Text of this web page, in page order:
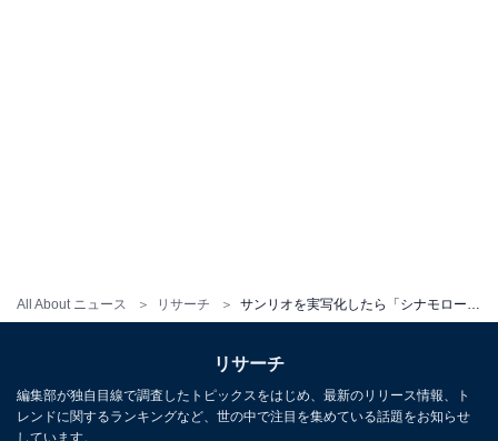
All About ニュース リサーチ サンリオを実写化したら「シナモロール」を演じてほしい俳優ランキング！ 「福原遥」を超える1位は？
リサーチ
編集部が独自目線で調査したトピックスをはじめ、最新のリリース情報、ト
レンドに関するランキングなど、世の中で注目を集めている話題をお知らせ
しています。